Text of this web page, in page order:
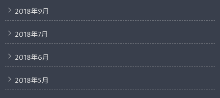
2018年9月
2018年7月
2018年6月
2018年5月